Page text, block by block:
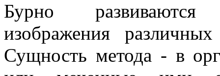
Бурно
изображения
Сущность метода - в